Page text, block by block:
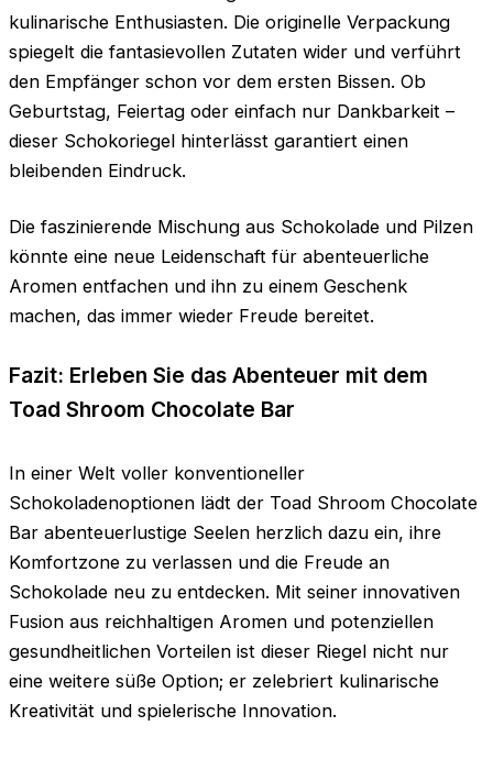
kulinarische Enthusiasten. Die originelle Verpackung
spiegelt die fantasievollen Zutaten wider und verführt
den Empfänger schon vor dem ersten Bissen. Ob
Geburtstag, Feiertag oder einfach nur Dankbarkeit –
dieser Schokoriegel hinterlässt garantiert einen
bleibenden Eindruck.
Die faszinierende Mischung aus Schokolade und Pilzen
könnte eine neue Leidenschaft für abenteuerliche
Aromen entfachen und ihn zu einem Geschenk
machen, das immer wieder Freude bereitet.
Fazit: Erleben Sie das Abenteuer mit dem
Toad Shroom Chocolate Bar
In einer Welt voller konventioneller
Schokoladenoptionen lädt der Toad Shroom Chocolate
Bar abenteuerlustige Seelen herzlich dazu ein, ihre
Komfortzone zu verlassen und die Freude an
Schokolade neu zu entdecken. Mit seiner innovativen
Fusion aus reichhaltigen Aromen und potenziellen
gesundheitlichen Vorteilen ist dieser Riegel nicht nur
eine weitere süße Option; er zelebriert kulinarische
Kreativität und spielerische Innovation.